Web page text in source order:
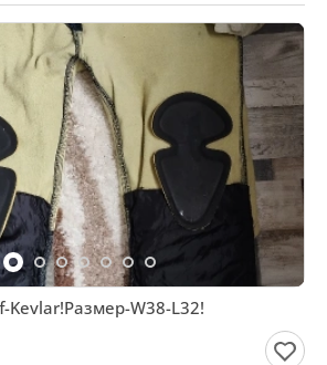
W38-L32!